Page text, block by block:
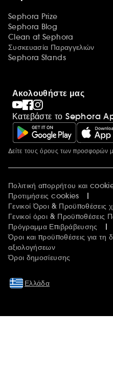
Sephora Prize
Sephora Blog
Clean at Sephora
Συσκευασία Παραγγελιών
Sephora Stands
Ακολουθήστε μας
Κατεβάστε το Sephora
Περισσότερες πληροφορίες
Δείτε τους όρους των προσφορών
Πολιτική απορρήτου και
Προτιμήσεις cookies
Γενικοί Όροι & Προϋποθέσεις
Γενικοί όροι & Προϋποθέσεις
Πρόγραμμα Επιβράβευσης
Όροι και προϋποθέσεις για τη
αξιολογήσεων
Όροι δημοσίευσης
Ελλάδα